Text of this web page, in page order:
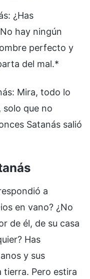
¿Has
hay ningún
perfecto y
del mal.*
Mira, todo lo
solo que no
Satanás salió
a
en vano? ¿No
de él, de su casa
Has
y sus
tierra. Pero estira